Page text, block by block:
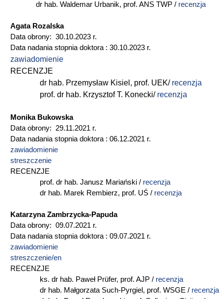
dr hab. Waldemar Urbanik, prof. ANS TWP / recenzja
Agata Rozalska
Data obrony: 30.10.2023 r.
Data nadania stopnia doktora : 30.10.2023 r.
zawiadomienie
RECENZJE
dr hab. Przemysław Kisiel, prof. UEK/recenzja
prof. dr hab. Krzysztof T. Konecki/ recenzja
Monika Bukowska
Data obrony: 29.11.2021 r.
Data nadania stopnia doktora : 06.12.2021 r.
zawiadomienie
streszczenie
RECENZJE
prof. dr hab. Janusz Mariański / recenzja
dr hab. Marek Rembierz, prof. UŚ / recenzja
Katarzyna Zambrzycka-Papuda
Data obrony: 09.07.2021 r.
Data nadania stopnia doktora : 09.07.2021 r.
zawiadomienie
streszczenie/en
RECENZJE
ks. dr hab. Paweł Prüfer, prof. AJP / recenzja
dr hab. Małgorzata Such-Pyrgiel, prof. WSGE / recenzja